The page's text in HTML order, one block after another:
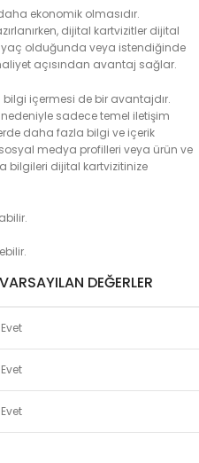
ekonomik olmasıdır.
dijital kartvizitler dijital
olduğunda veya istendiğinde
açısından avantaj sağlar.
içermesi de bir avantajdır.
nedeniyle sadece temel iletişim
daha fazla bilgi ve içerik
medya profilleri veya ürün ve
bilgileri dijital kartvizitinize
VARSAYILAN DEĞERLER
Evet
Evet
Evet